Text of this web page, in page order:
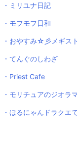
・ミリユナ日記
・モフモフ日和
・おやすみ☆彡メギス
・てんぐのしわざ
・Priest Cafe
・モリチュアのジオラ
・ほるにゃんドラクエ